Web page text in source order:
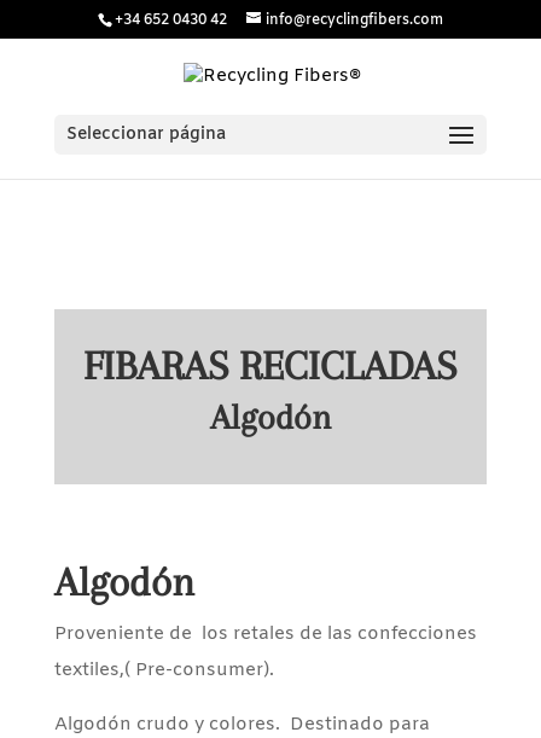
/* Estilos para menú plegable móvil Divi *//* JS para menú
+34 652 0430 42 info@recyclingfibers.com
Seleccionar página
FIBARAS RECICLADAS
Algodón
Algodón
Proveniente de los retales de las confecciones
textiles,( Pre-consumer).
Algodón crudo y colores. Destinado para